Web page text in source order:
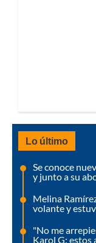
Lo último
Se conoce
y junto a su
Melina
volante y
"No me
Karol G: estos